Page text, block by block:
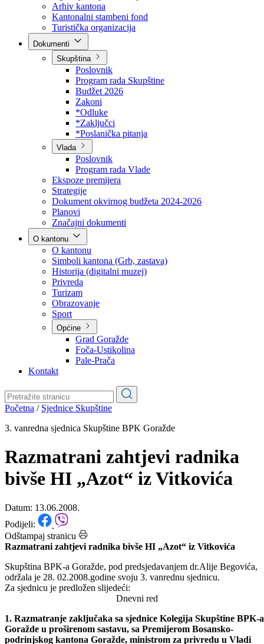
BPK šume
RTV BPK
Agencija za privatizaciju
Arhiv kantona
Kantonalni stambeni fond
Turistička organizacija
Skupština
Poslovnik
Program rada Skupštine
Budžet 2026
Zakoni
*Odluke
*Zaključci
*Poslanička pitanja
Vlada
Poslovnik
Program rada Vlade
Ekspoze premijera
Strategije
Dokument okvirnog budžeta 2024-2026
Planovi
Značajni dokumenti
O kantonu
O kantonu
Simboli kantona (Grb, zastava)
Historija (digitalni muzej)
Privreda
Turizam
Obrazovanje
Općine
Pale-Prača
Kontakt
3. vanredna sjednica Skupštine BPK Goražde
Razmatrani zahtjevi radnika
bivše HI „Azot“ iz Vitkovića
Datum: 13.06.2008.
Odštampaj stranicu
Razmatrani zahtjevi radnika bivše HI „Azot“ iz Vitkovića
Skupština BPK-a Goražde, pod predsjedavanjem dr.Alije Begovića,
Za sjednicu je predložen slijedeći:
Dnevni red